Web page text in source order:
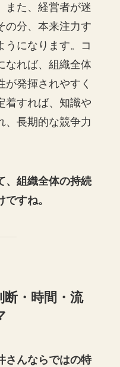
また、経営者が迷
の分、本来注力す
うになります。コ
なれば、組織全体
発揮されやすく
着すれば、知識や
、長期的な競争力
、組織全体の持続
すね。
断・時間・流
さんならではの特